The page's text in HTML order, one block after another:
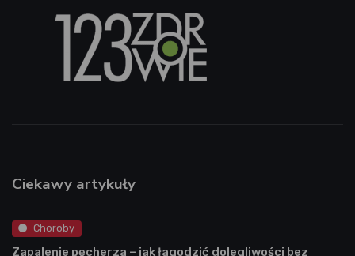
Ciekawy artykuły
Choroby
Zapalenie pęcherza – jak łagodzić dolegliwości bez